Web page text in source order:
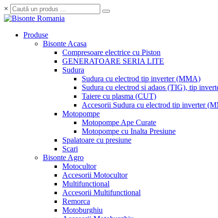
×
Produse
Bisonte Acasa
Compresoare electrice cu Piston
GENERATOARE SERIA LITE
Sudura
Sudura cu electrod tip inverter (MMA)
Sudura cu electrod si adaos (TIG), tip
Taiere cu plasma (CUT)
Accesorii Sudura cu electrod tip inverter
Motopompe
Motopompe Ape Curate
Motopompe cu Inalta Presiune
Spalatoare cu presiune
Scari
Bisonte Agro
Motocultor
Accesorii Motocultor
Multifunctional
Accesorii Multifunctional
Remorca
Motoburghiu